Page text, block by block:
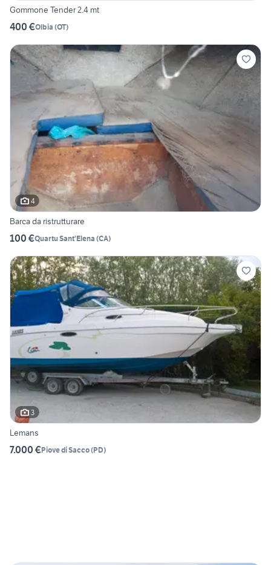
Gommone Tender 2.4 mt
400 €Olbia (OT)
4
Barca da ristrutturare
100 €Quartu Sant'Elena (CA)
3
Lemans
7.000 €Piove di Sacco(PD)